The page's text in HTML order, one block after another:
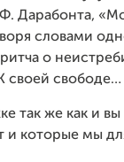
Дарабонта,
словами
о
своей свободе…
так же как и вы
и которые мы